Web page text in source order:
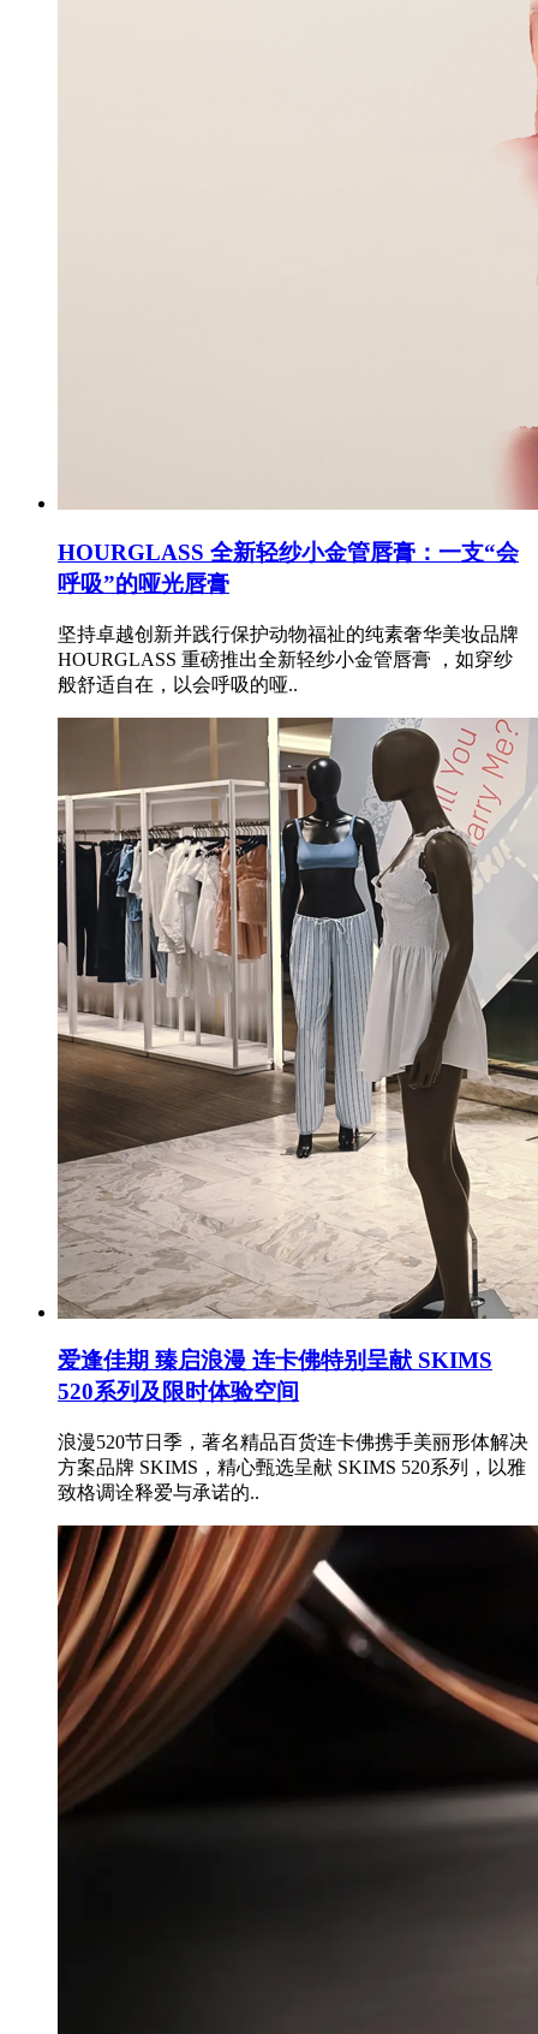
HOURGLASS 全新轻纱小金管唇膏：一支“会
呼吸”的哑光唇膏
坚持卓越创新并践行保护动物福祉的纯素奢华美妆品牌
HOURGLASS 重磅推出全新轻纱小金管唇膏 ，如穿纱
般舒适自在，以会呼吸的哑..
爱逢佳期 臻启浪漫 连卡佛特别呈献 SKIMS
520系列及限时体验空间
浪漫520节日季，著名精品百货连卡佛携手美丽形体解决
方案品牌 SKIMS，精心甄选呈献 SKIMS 520系列，以雅
致格调诠释爱与承诺的..